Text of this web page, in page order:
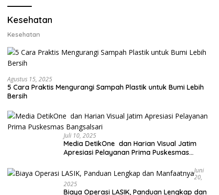
Kesehatan
Kesehatan
Agustus 15, 2025
5 Cara Praktis Mengurangi Sampah Plastik untuk Bumi Lebih
Bersih
Juli 10, 2025
Media DetikOne dan Harian Visual Jatim
Apresiasi Pelayanan Prima Puskesmas
Juni
20,
2025
Biaya Operasi LASIK, Panduan Lengkap dan